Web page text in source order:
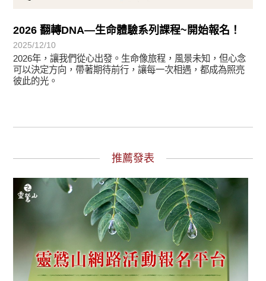
2026 翻轉DNA—生命體驗系列課程~開始報名！
2025/12/10
2026年，讓我們從心出發。生命像旅程，風景未知，但心念
可以決定方向，帶著期待前行，讓每一次相遇，都成為照亮
彼此的光。
推薦發表